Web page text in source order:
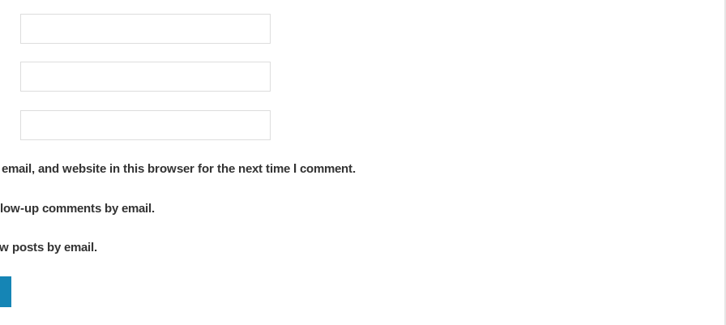
email, and website in this browser for the next time I comment.
up comments by email.
posts by email.